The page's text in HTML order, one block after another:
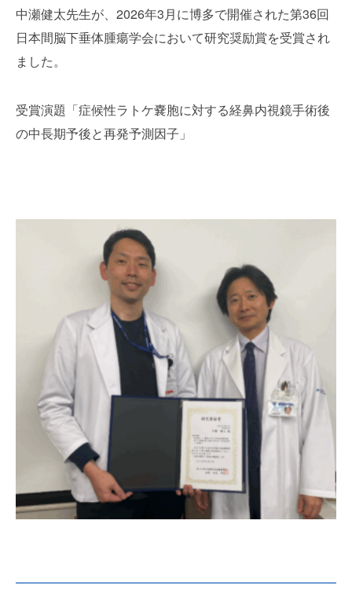
中瀬健太先生が、2026年3月に博多で開催された第36回
日本間脳下垂体腫瘍学会において研究奨励賞を受賞され
ました。
受賞演題「症候性ラトケ嚢胞に対する経鼻内視鏡手術後
の中長期予後と再発予測因子」